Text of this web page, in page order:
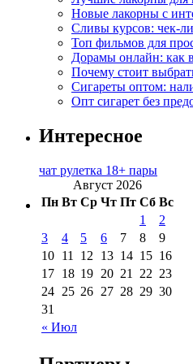
Новые лакорны с
Сливы курсов: чек-
Топ фильмов для
Дорамы онлайн: как
Почему стоит
Сигареты оптом:
Опт сигарет без
Интересное
чат рулетка 18+ пары
Август 2026
Пн Вт Ср Чт Пт Сб Вс
« Июл
1
2
3
4 5 6 7 8
9
10 11 12 13 14 15 16
17 18 19 20 21 22 23
24 25 26 27 28 29 30
31